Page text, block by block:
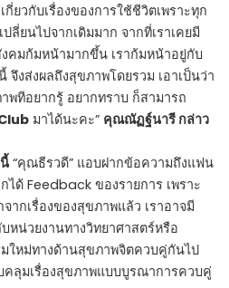
ยวกับเรื่องของการใช้ชีวิตเพราะทุก
ยนไปจากเดิมมาก จากที่เราเคยมี
คมก้มหน้ามากขึ้น เราก้มหน้าอยู่กับ
จึงส่งผลถึงสุขภาพโดยรวม เอาเป็นว่า
ทีอยากรู้ อยากทราบ ก็สามารถ
มาได้นะคะ” คุณณัฏฐ์นารี กล่าว
“คุณธีรวดี” แอบฝากข้อความถึงแฟน
ได้ Feedback ของรายการ เพราะ
ากเรื่องของสุขภาพแล้ว เราอาจมี
หน่วยงานทางวิทยาศาสตร์หรือ
ใหม่ทางด้านสุขภาพจิตควบคู่กันไป
คลุมเรื่องสุขภาพแบบบูรณาการควบคู่